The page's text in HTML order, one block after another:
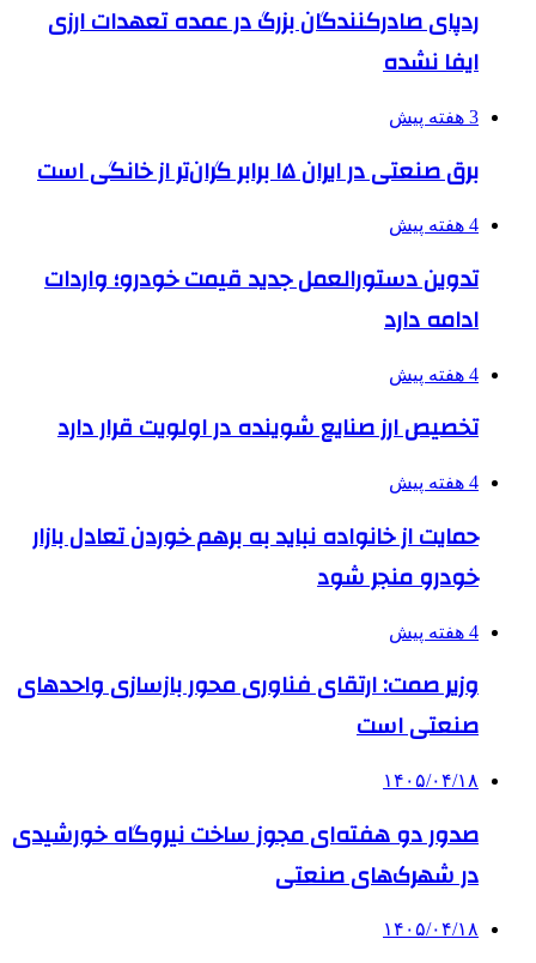
ردپای صادرکنندگان بزرگ در عمده تعهدات ارزی
ایفا نشده
3 هفته پیش
برق صنعتی در ایران ۱۵ برابر گران‌تر از خانگی است
4 هفته پیش
تدوین دستورالعمل جدید قیمت خودرو؛ واردات
ادامه دارد
4 هفته پیش
تخصیص ارز صنایع شوینده در اولویت قرار دارد
4 هفته پیش
حمایت از خانواده نباید به برهم خوردن تعادل بازار
خودرو منجر شود
4 هفته پیش
وزیر صمت: ارتقای فناوری محور بازسازی واحدهای
صنعتی است
۱۴۰۵/۰۴/۱۸
صدور دو هفته‌ای مجوز ساخت نیروگاه خورشیدی
در شهرک‌های صنعتی
۱۴۰۵/۰۴/۱۸